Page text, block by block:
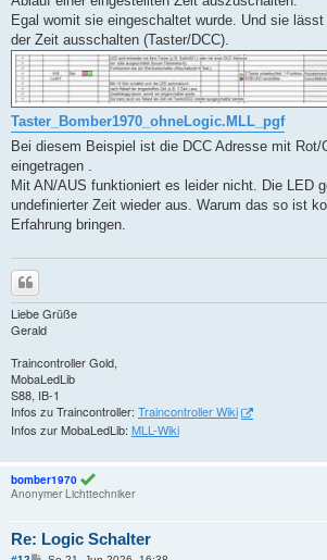
Egal womit sie eingeschaltet wurde. Und sie
der Zeit ausschalten (Taster/DCC).
Taster_Bomber1970_ohneLogic.MLL_pgf
Bei diesem Beispiel ist die DCC Adresse mit Rot/
eingetragen .
Mit AN/AUS funktioniert es leider nicht. Die LED
undefinierter Zeit wieder aus. Warum das so ist
Erfahrung bringen.
Liebe Grüße
Gerald
Traincontroller Gold,
MobaLedLib
S88, IB-1
Infos zu Traincontroller: Traincontroller Wiki
Infos zur MobaLedLib: MLL-Wiki
bomber1970
Anonymer Lichttechniker
Re: Logic Schalter